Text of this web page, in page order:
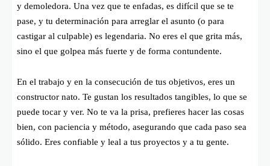
y demoledora. Una vez que te enfadas, es difícil que se te
pase, y tu determinación para arreglar el asunto (o para
castigar al culpable) es legendaria. No eres el que grita más,
sino el que golpea más fuerte y de forma contundente.
En el trabajo y en la consecución de tus objetivos, eres un
constructor nato. Te gustan los resultados tangibles, lo que se
puede tocar y ver. No te va la prisa, prefieres hacer las cosas
bien, con paciencia y método, asegurando que cada paso sea
sólido. Eres confiable y leal a tus proyectos y a tu gente.